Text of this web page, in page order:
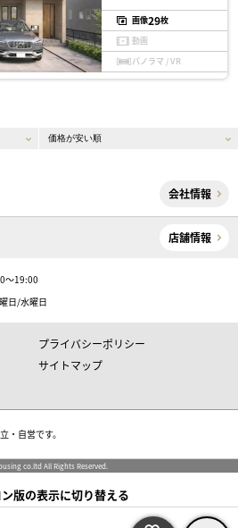
画像29枚
動画
パノラマ / VR
会社情報
店舗情報
～19:00
日/水曜日
プライバシーポリシー
サイトマップ
・自営です。
co.ltd All Rights Reserved.
版の表示に切り替える